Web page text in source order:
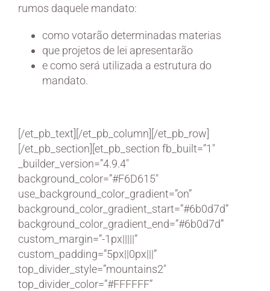
rumos daquele mandato:
como votarão determinadas materias
que projetos de lei apresentarão
e como será utilizada a estrutura do
mandato.
[/et_pb_text][/et_pb_column][/et_pb_row]
[/et_pb_section][et_pb_section fb_built=”1″
_builder_version=”4.9.4″
background_color=”#F6D615″
use_background_color_gradient=”on”
background_color_gradient_start=”#6b0d7d”
background_color_gradient_end=”#6b0d7d”
custom_margin=”-1px|||||”
custom_padding=”5px||0px|||”
top_divider_style=”mountains2″
top_divider_color=”#FFFFFF”